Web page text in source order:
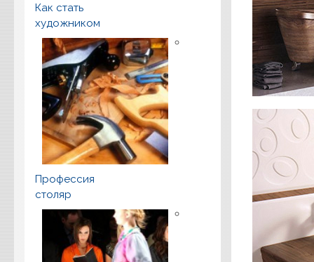
Как стать
художником
Профессия
столяр